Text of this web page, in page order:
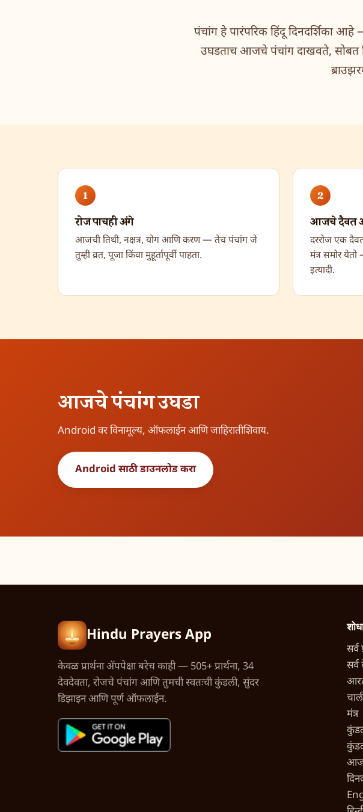
पंचांग हे पारंपरिक हिंदू दिनदर्शिका
उघडताच आजचे पंचांग दाखवते, सोबत
1
रोज पाचही अंगे
आजची तिथी, नक्षत्र, योग आणि करण — तेच पंचांग जे
तुम्ही व्रत, पूजा किंवा मुहूर्तापूर्वी पाहता.
2
आजचे दैवत
दररोज एक
मंत्र समोर
इत्यादी.
आजचे पंचांग उघडा
Android वर विनामूल्य, ऑफलाईन आणि जाहिरातीशिवाय.
Android साठी डाउनलोड करा
Hindu Prayers App
केवळ प्रार्थना अ‍ॅपपेक्षा बरेच काही — 505+ प्रार्थना, 34
देवदेवता, रोजचे पंचांग आणि तुमची स्वतःची कुंडली, सुंदर
डिझाइन आणि पूर्ण ऑफलाईन.
सर्व
मंत्र